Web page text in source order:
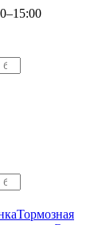
Тормозная